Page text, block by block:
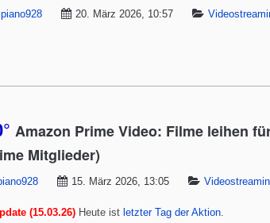
piano928 20. März 2026, 10:57
Amazon Prime Video: Filme leihen
Mitglieder)
15. März 2026, 13:05
(15.03.26) Heute ist letzter Tag der Aktion.